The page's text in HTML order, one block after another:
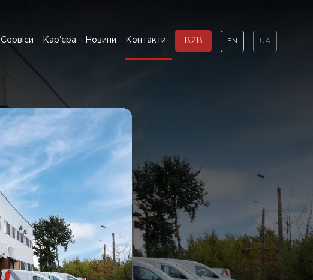
Сервіси Кар'єра Новини Контакти B2B EN UA